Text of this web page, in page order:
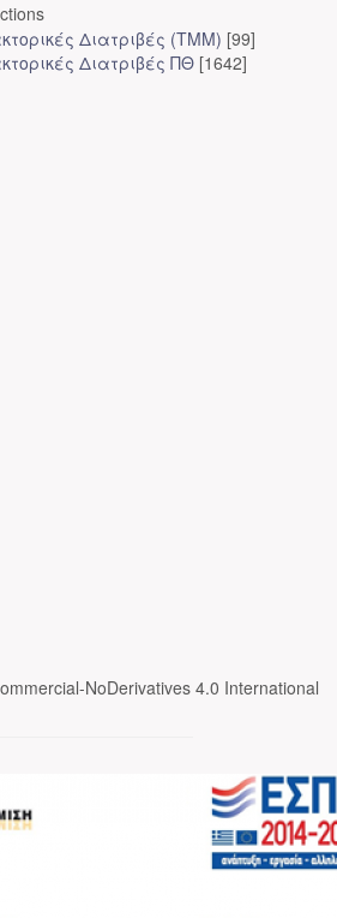
Διατριβές (ΤΜΜ) [99]
Διατριβές ΠΘ [1642]
NoDerivatives 4.0 International